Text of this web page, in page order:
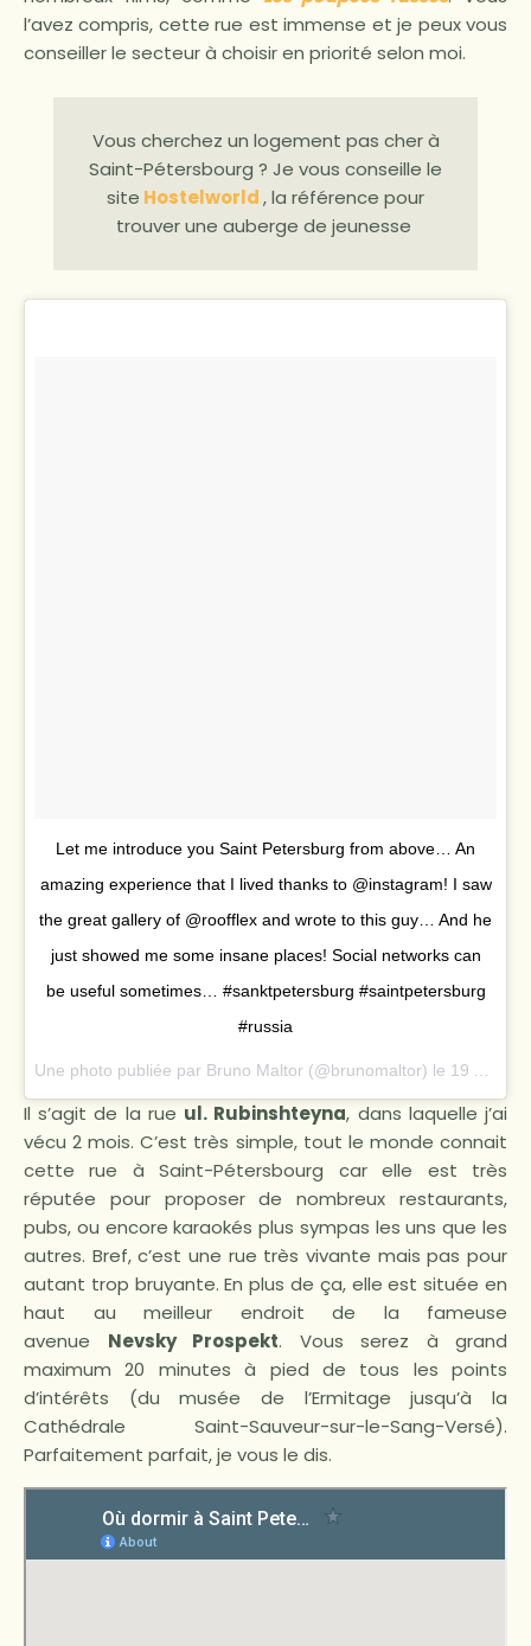
l’avez compris, cette rue est immense et je peux vous
conseiller le secteur à choisir en priorité selon moi.
Vous cherchez un logement pas cher à
Saint-Pétersbourg ? Je vous conseille le
site Hostelworld, la référence pour
trouver une auberge de jeunesse
Let me introduce you Saint Petersburg from above… An
amazing experience that I lived thanks to @instagram! I saw
the great gallery of @roofflex and wrote to this guy… And he
just showed me some insane places! Social networks can
be useful sometimes… #sanktpetersburg #saintpetersburg
#russia
Une photo publiée par Bruno Maltor (@brunomaltor) le 19 Août 2016 à 10h50 PDT
Il s’agit de la rue ul. Rubinshteyna, dans laquelle j’ai
vécu 2 mois. C’est très simple, tout le monde connait
cette rue à Saint-Pétersbourg car elle est très
réputée pour proposer de nombreux restaurants,
pubs, ou encore karaokés plus sympas les uns que les
autres. Bref, c’est une rue très vivante mais pas pour
autant trop bruyante. En plus de ça, elle est située en
haut au meilleur endroit de la fameuse
avenue Nevsky Prospekt. Vous serez à grand
maximum 20 minutes à pied de tous les points
d’intérêts (du musée de l’Ermitage jusqu’à la
Cathédrale Saint-Sauveur-sur-le-Sang-Versé).
Parfaitement parfait, je vous le dis.